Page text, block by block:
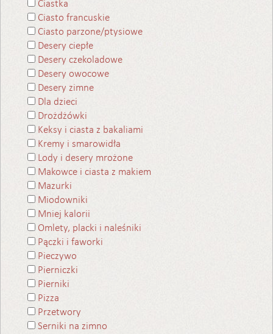
Ciastka
Ciasto francuskie
Ciasto parzone/ptysiowe
Desery ciepłe
Desery czekoladowe
Desery owocowe
Desery zimne
Dla dzieci
Drożdżówki
Keksy i ciasta z bakaliami
Kremy i smarowidła
Lody i desery mrożone
Makowce i ciasta z makiem
Mazurki
Miodowniki
Mniej kalorii
Omlety, placki i naleśniki
Pączki i faworki
Pieczywo
Pierniczki
Pierniki
Pizza
Przetwory
Serniki na zimno